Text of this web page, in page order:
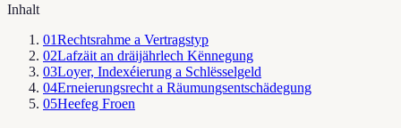
Inhalt
01Rechtsrahme a Vertragstyp
02Lafzäit an dräijährlech Kënnegung
03Loyer, Indexéierung a Schlësselgeld
04Erneierungsrecht a Räumungsentschädegung
05Heefeg Froen